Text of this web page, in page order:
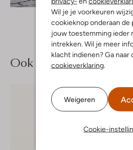
Wil je je voorkeuren
cookieknop onderaan de
jouw toestemming ieder
intrekken. Wil je meer
klacht indienen? Ga naar
cookieverklaring.
Weigeren
Cookie-
Ook iets voor jou?